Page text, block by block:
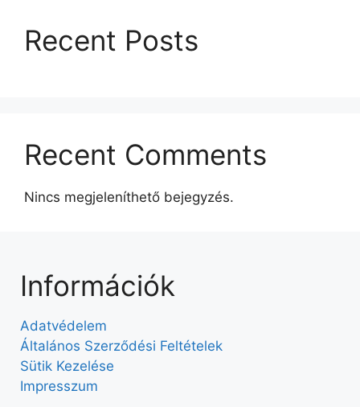
Recent Posts
Recent Comments
Nincs megjeleníthető bejegyzés.
Információk
Adatvédelem
Általános Szerződési Feltételek
Sütik Kezelése
Impresszum